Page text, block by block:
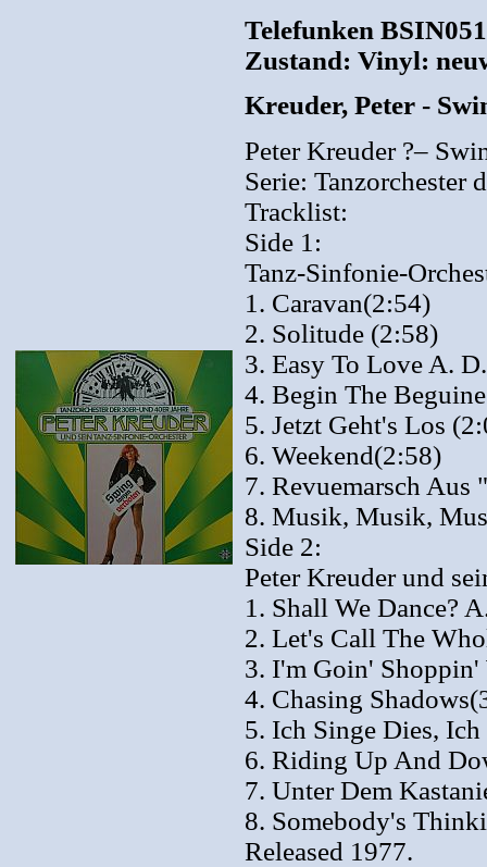
Telefunken
Zustand: Vinyl:
Kreuder, Peter -
Peter Kreuder ?–
Serie: Tanzorchester
Tracklist:
Side 1:
Tanz-Sinfonie-
1. Caravan(2:54)
2. Solitude (2:58)
3. Easy To Love A.
4. Begin The
5. Jetzt Geht's Los
6. Weekend(2:58)
7. Revuemarsch
8. Musik, Musik,
Side 2:
Peter Kreuder und
1. Shall We Dance?
2. Let's Call The
3. I'm Goin'
4. Chasing
5. Ich Singe Dies,
6. Riding Up And
7. Unter Dem
8. Somebody's
Released 1977.